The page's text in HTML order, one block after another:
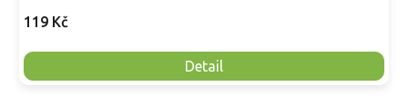
119 Kč
Detail